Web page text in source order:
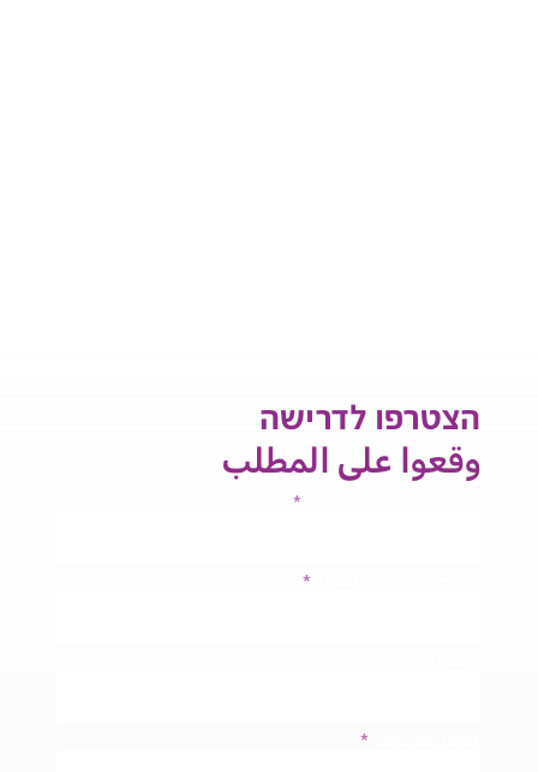
הצטרפו לדרישה
وقعوا على المطلب